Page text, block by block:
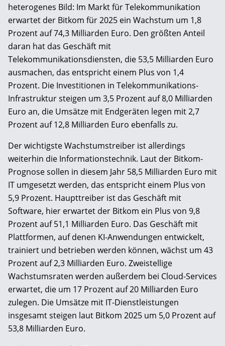
heterogenes Bild: Im Markt für Telekommunikation
erwartet der Bitkom für 2025 ein Wachstum um 1,8
Prozent auf 74,3 Milliarden Euro. Den größten Anteil
daran hat das Geschäft mit
Telekommunikationsdiensten, die 53,5 Milliarden Euro
ausmachen, das entspricht einem Plus von 1,4
Prozent. Die Investitionen in Telekommunikations-
Infrastruktur steigen um 3,5 Prozent auf 8,0 Milliarden
Euro an, die Umsätze mit Endgeräten legen mit 2,7
Prozent auf 12,8 Milliarden Euro ebenfalls zu.
Der wichtigste Wachstumstreiber ist allerdings
weiterhin die Informationstechnik. Laut der Bitkom-
Prognose sollen in diesem Jahr 58,5 Milliarden Euro mit
IT umgesetzt werden, das entspricht einem Plus von
5,9 Prozent. Haupttreiber ist das Geschäft mit
Software, hier erwartet der Bitkom ein Plus von 9,8
Prozent auf 51,1 Milliarden Euro. Das Geschäft mit
Plattformen, auf denen KI-Anwendungen entwickelt,
trainiert und betrieben werden können, wächst um 43
Prozent auf 2,3 Milliarden Euro. Zweistellige
Wachstumsraten werden außerdem bei Cloud-Services
erwartet, die um 17 Prozent auf 20 Milliarden Euro
zulegen. Die Umsätze mit IT-Dienstleistungen
insgesamt steigen laut Bitkom 2025 um 5,0 Prozent auf
53,8 Milliarden Euro.